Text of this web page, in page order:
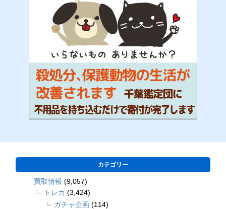
カテゴリー
買取情報 (9,057)
トレカ (3,424)
ガチャ企画 (114)